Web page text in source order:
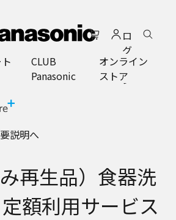
ロ
グ
イ
ン
CLUB
Panasonic
オンライン
ストア
説明へ
み再生品）食器洗
額利用サービス